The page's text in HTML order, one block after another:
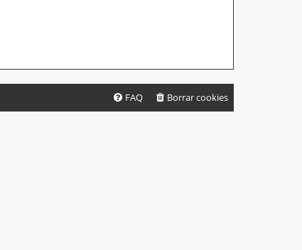
Borrar cookies
FAQ